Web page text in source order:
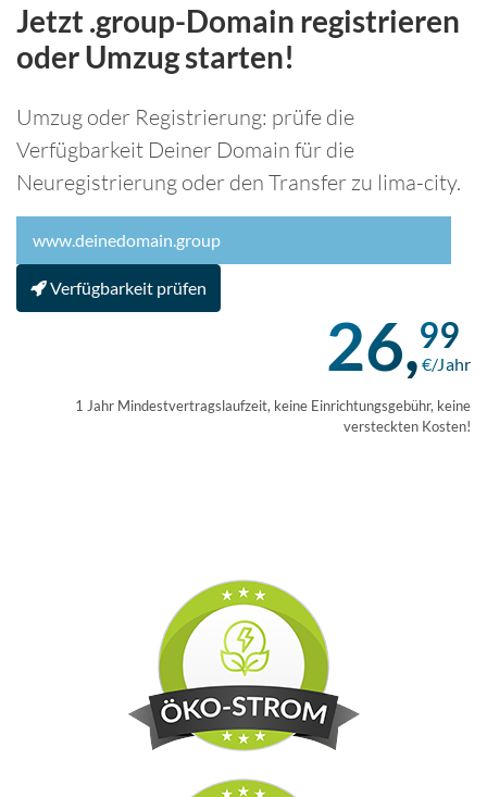
Jetzt .group-Domain registrieren
oder Umzug starten!
Umzug oder Registrierung: prüfe die
Verfügbarkeit Deiner Domain für die
Neuregistrierung oder den Transfer zu lima-city.
Verfügbarkeit prüfen
26,99
€/Jahr
1 Jahr Mindestvertragslaufzeit, keine Einrichtungsgebühr, keine
versteckten Kosten!